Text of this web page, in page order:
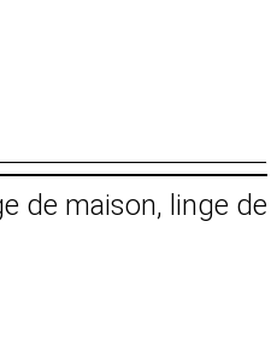
de maison, linge de